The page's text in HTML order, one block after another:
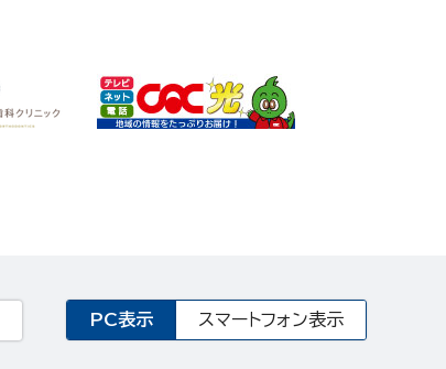
PC表示 スマートフォン表示